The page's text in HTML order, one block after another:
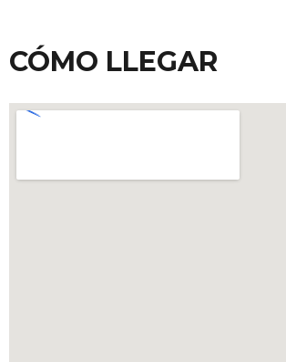
CÓMO LLEGAR